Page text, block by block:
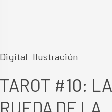
Digital Ilustración
TAROT #10: LA
RUEDA DE LA